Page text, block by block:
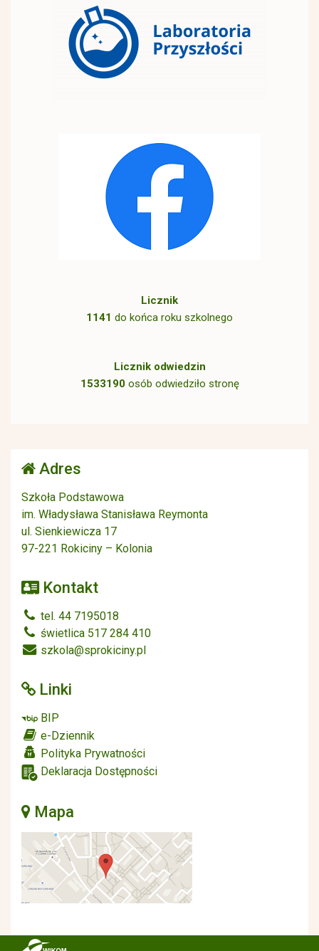
Licznik
1141 do końca roku szkolnego
Licznik odwiedzin
1533190osób odwiedziło stronę
Adres
Szkoła Podstawowa
im. Władysława Stanisława Reymonta
ul. Sienkiewicza 17
97-221 Rokiciny – Kolonia
Kontakt
tel. 44 7195018
świetlica 517 284 410
szkola@sprokiciny.pl
Linki
BIP
e-Dziennik
Polityka Prywatności
Deklaracja Dostępności
Mapa